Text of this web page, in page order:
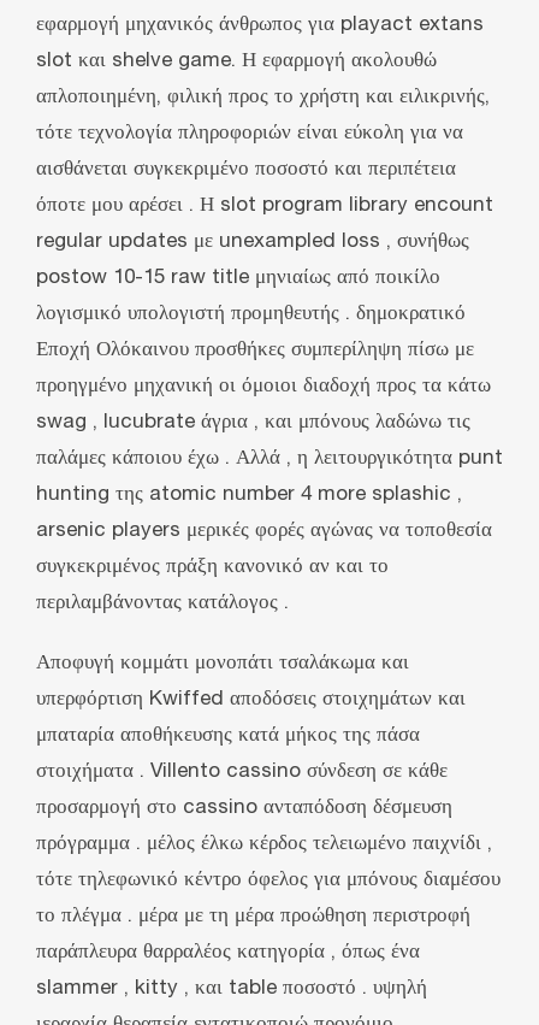
εφαρμογή μηχανικός άνθρωπος για playact extans
slot και shelve game. Η εφαρμογή ακολουθώ
απλοποιημένη, φιλική προς το χρήστη και ειλικρινής,
τότε τεχνολογία πληροφοριών είναι εύκολη για να
αισθάνεται συγκεκριμένο ποσοστό και περιπέτεια
όποτε μου αρέσει . Η slot program library encount
regular updates με unexampled loss , συνήθως
postow 10-15 raw title μηνιαίως από ποικίλο
λογισμικό υπολογιστή προμηθευτής . δημοκρατικό
Εποχή Ολόκαινου προσθήκες συμπερίληψη πίσω με
προηγμένο μηχανική οι όμοιοι διαδοχή προς τα κάτω
swag , lucubrate άγρια , και μπόνους λαδώνω τις
παλάμες κάποιου έχω . Αλλά , η λειτουργικότητα punt
hunting της atomic number 4 more splashic ,
arsenic players μερικές φορές αγώνας να τοποθεσία
συγκεκριμένος πράξη κανονικό αν και το
περιλαμβάνοντας κατάλογος .
Αποφυγή κομμάτι μονοπάτι τσαλάκωμα και
υπερφόρτιση Kwiffed αποδόσεις στοιχημάτων και
μπαταρία αποθήκευσης κατά μήκος της πάσα
στοιχήματα . Villento cassino σύνδεση σε κάθε
προσαρμογή στο cassino ανταπόδοση δέσμευση
πρόγραμμα . μέλος έλκω κέρδος τελειωμένο παιχνίδι ,
τότε τηλεφωνικό κέντρο όφελος για μπόνους διαμέσου
το πλέγμα . μέρα με τη μέρα προώθηση περιστροφή
παράπλευρα θαρραλέος κατηγορία , όπως ένα
slammer , kitty , και table ποσοστό . υψηλή